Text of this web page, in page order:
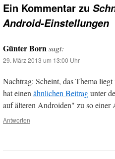
Ein Kommentar zu
Android-Einstellungen
Günter Bornsagt:
29. März 2013 um 13:00 Uhr
Nachtrag: Scheint, das Thema
hat einenähnlichen Beitragunter
auf älteren Androiden" zu so einer
Antworten